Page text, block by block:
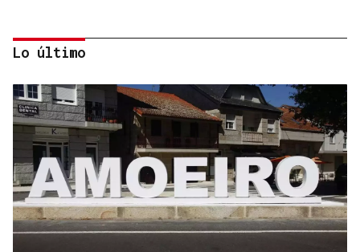
ASESINÓ A SU ABUELO
Un tiroteo escolar en Tailandia deja al menos 6
Lo último